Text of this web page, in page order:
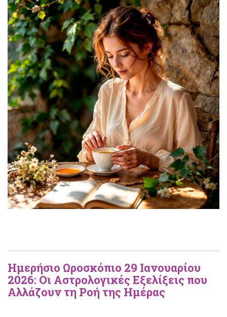
Ημερήσιο Ωροσκόπιο 29 Ιανουαρίου
2026: Οι Αστρολογικές Εξελίξεις που
Αλλάζουν τη Ροή της Ημέρας